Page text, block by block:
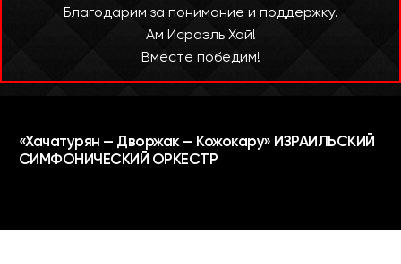
Благодарим за понимание и поддержку.
Ам Исраэль Хай!
Вместе победим!